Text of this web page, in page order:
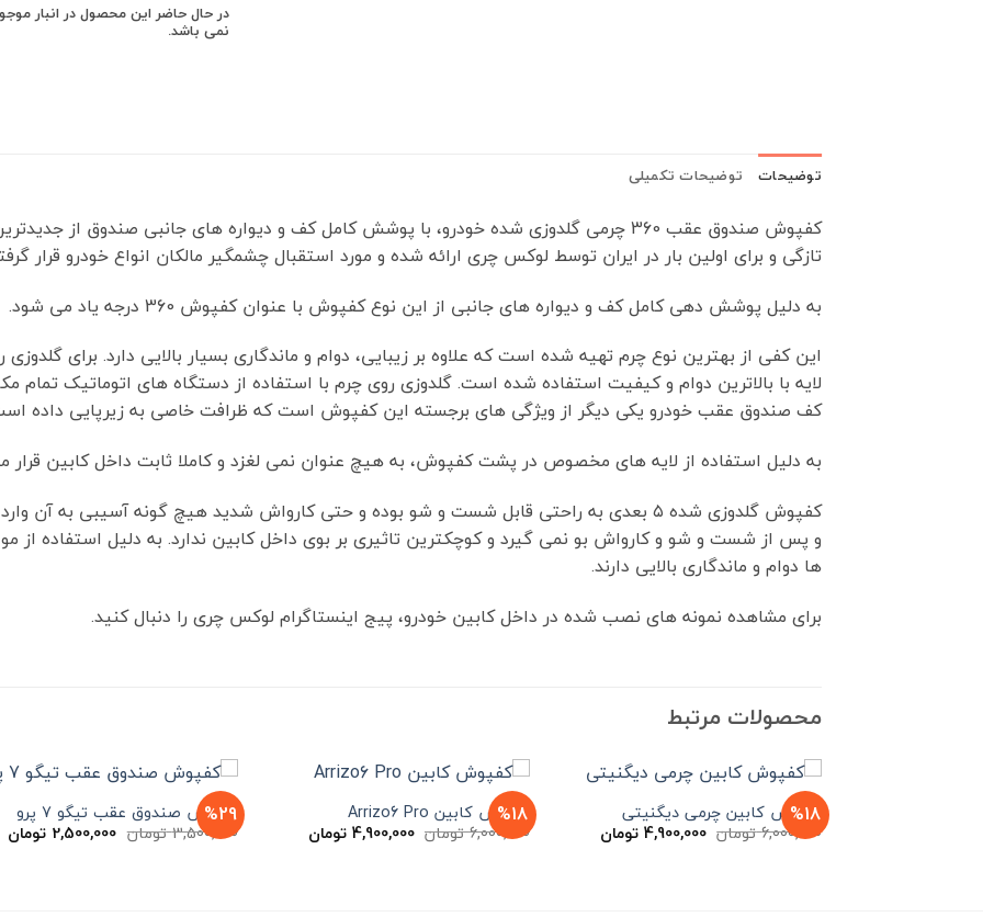
در حال حاضر این محصول در انبار
نمی باشد.
توضیحات توضیحات تکمیلی
کفپوش صندوق عقب 360 چرمی گلدوزی شده خودرو، با پوشش کامل کف و دیواره های جانبی صندوق از
تازگی و برای اولین بار در ایران توسط لوکس چری ارائه شده و مورد استقبال چشمگیر مالکان انواع خودرو قرار
به دلیل پوشش دهی کامل کف و دیواره های جانبی از این نوع کفپوش با عنوان کفپوش 360 درجه یاد می شود.
این کفی از بهترین نوع چرم تهیه شده است که علاوه بر زیبایی، دوام و ماندگاری بسیار بالایی دارد. برای
لایه با بالاترین دوام و کیفیت استفاده شده است. گلدوزی روی چرم با استفاده از دستگاه های اتوماتیک تمام
کف صندوق عقب خودرو یکی دیگر از ویژگی های برجسته این کفپوش است که ظرافت خاصی به زیرپایی داده
به دلیل استفاده از لایه های مخصوص در پشت کفپوش، به هیچ عنوان نمی لغزد و کاملا ثابت داخل کابین قرار
کفپوش گلدوزی شده ۵ بعدی به راحتی قابل شست و شو بوده و حتی کارواش شدید هیچ گونه آسیبی به
و پس از شست و شو و کارواش بو نمی گیرد و کوچکترین تاثیری بر بوی داخل کابین ندارد. به دلیل استفاده از
ها دوام و ماندگاری بالایی دارند.
برای مشاهده نمونه های نصب شده در داخل کابین خودرو، پیج اینستاگرام لوکس چری را دنبال کنید.
محصولات مرتبط
%18
کفپوش کابین چرمی دیگنیتی
6,000,000 تومان قیمت
اصلی
4,900,000 تومان
%18
کفپوش کابین Arrizo6 Pro
6,000,000 تومان قیمت
اصلی
4,900,000 تومان
%29
کفپوش صندوق عقب تیگو 7 پرو
3,500,000 تومان قیمت
اصلی
2,500,000 تومان